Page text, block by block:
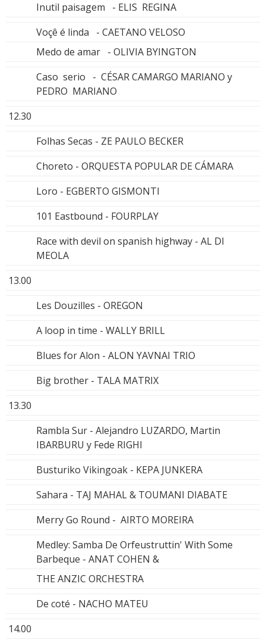
Inutil paisagem - ELIS REGINA
Voçê é linda - CAETANO VELOSO
Medo de amar - OLIVIA BYINGTON
Caso serio - CÉSAR CAMARGO MARIANO y
PEDRO MARIANO
12.30
Folhas Secas - ZE PAULO BECKER
Choreto - ORQUESTA POPULAR DE CÁMARA
Loro - EGBERTO GISMONTI
101 Eastbound - FOURPLAY
Race with devil on spanish highway - AL DI
MEOLA
13.00
Les Douzilles - OREGON
A loop in time - WALLY BRILL
Blues for Alon - ALON YAVNAI TRIO
Big brother - TALA MATRIX
13.30
Rambla Sur - Alejandro LUZARDO, Martin
IBARBURU y Fede RIGHI
Busturiko Vikingoak - KEPA JUNKERA
Sahara - TAJ MAHAL & TOUMANI DIABATE
Merry Go Round - AIRTO MOREIRA
Medley: Samba De Orfeustruttin' With Some
Barbeque - ANAT COHEN &
THE ANZIC ORCHESTRA
De coté - NACHO MATEU
14.00